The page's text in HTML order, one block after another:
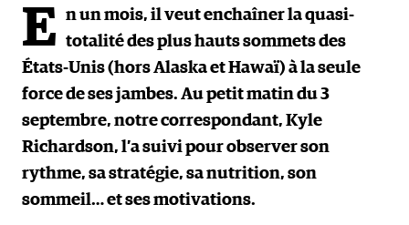
E n un mois, il veut enchaîner la quasi-
totalité des plus hauts sommets des
États-Unis (hors Alaska et Hawaï) à la seule
force de ses jambes. Au petit matin du 3
septembre, notre correspondant, Kyle
Richardson, l’a suivi pour observer son
rythme, sa stratégie, sa nutrition, son
sommeil… et ses motivations.